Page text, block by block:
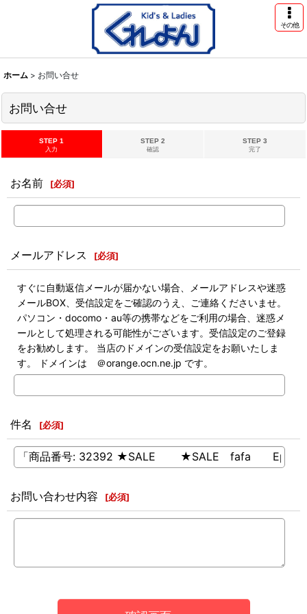
その他
ホーム > お問い合せ
お問い合せ
STEP 1
入力
STEP 2
確認
STEP 3
完了
お名前 [必須]
メールアドレス [必須]
すぐに自動返信メールが届かない場合、メールアドレスや迷惑
メールBOX、受信設定をご確認のうえ、ご連絡くださいませ。
パソコン・docomo・au等の携帯などをご利用の場合、迷惑メ
ールとして処理される可能性がございます。受信設定のご登録
をお勧めします。 当店のドメインの受信設定をお願いたしま
す。 ドメインは ＠orange.ocn.ne.jp です。
件名 [必須]
お問い合わせ内容 [必須]